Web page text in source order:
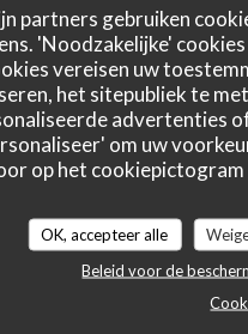
partners gebruiken
'Noodzakelijke'
vereisen uw
het sitepubliek te
advertenties
om uw
op het
OK, accepteer alle
Beleid voor de
chez Robert et Louise, que
Service:5/5
lors de notre voyage à
avons commandé était
sommes sentis très bien
Un grand merci à